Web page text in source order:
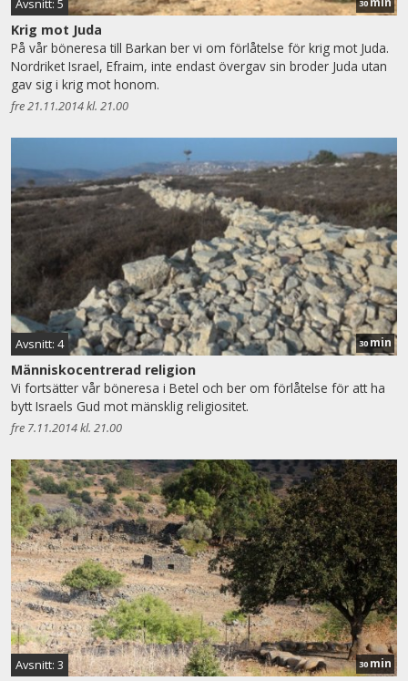
Avsnitt: 5 30
Krig mot Juda
På vår böneresa till Barkan ber vi om förlåtelse för krig mot Juda.
Nordriket Israel, Efraim, inte endast övergav sin broder Juda utan
gav sig i krig mot honom.
fre 21.11.2014 kl. 21.00
Avsnitt: 4 30min
Människocentrerad religion
Vi fortsätter vår böneresa i Betel och ber om förlåtelse för att ha
bytt Israels Gud mot mänsklig religiositet.
fre 7.11.2014 kl. 21.00
Avsnitt: 3 30 min